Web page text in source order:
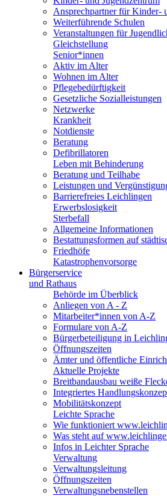
Ansprechpartner für Kinder-
Weiterführende Schulen
Veranstaltungen für
Gleichstellung
Senior*innen
Aktiv im Alter
Wohnen im Alter
Pflegebedürftigkeit
Gesetzliche Sozialleistungen
Netzwerke
Krankheit
Notdienste
Beratung
Defibrillatoren
Leben mit Behinderung
Beratung und Teilhabe
Leistungen und
Barrierefreies Leichlingen
Erwerbslosigkeit
Sterbefall
Allgemeine Informationen
Bestattungsformen auf
Friedhöfe
Katastrophenvorsorge
Bürgerservice
und Rathaus
Behörde im Überblick
Anliegen von A - Z
Mitarbeiter*innen von A-Z
Formulare von A-Z
Bürgerbeteiligung in
Öffnungszeiten
Ämter und öffentliche
Aktuelle Projekte
Breitbandausbau weiße
Integriertes
Mobilitätskonzept
Leichte Sprache
Wie funktioniert
Was steht auf
Infos in Leichter Sprache
Verwaltung
Verwaltungsleitung
Öffnungszeiten
Verwaltungsnebenstellen